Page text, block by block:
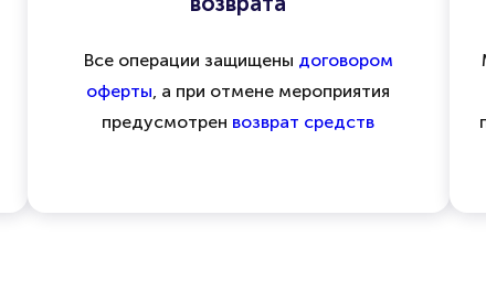
Все операции защищены договором
оферты, а при отмене мероприятия
предусмотрен возврат средств